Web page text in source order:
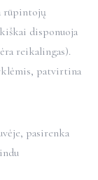
rūpintojų
disponuoja
reikalingas).
patvirtina
pasirenka